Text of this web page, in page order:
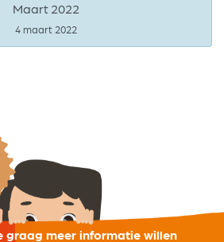
Maart 2022
4 maart 2022
graag meer informatie willen